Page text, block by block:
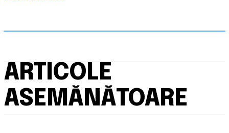
ARTICOLE
ASEMĂNĂTOARE